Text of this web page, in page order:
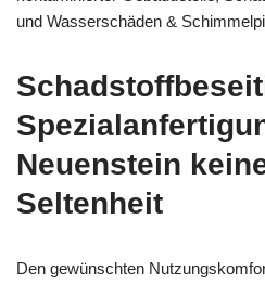
und Wasserschäden &
Neuenstein
Seltenheit
Den gewünschten